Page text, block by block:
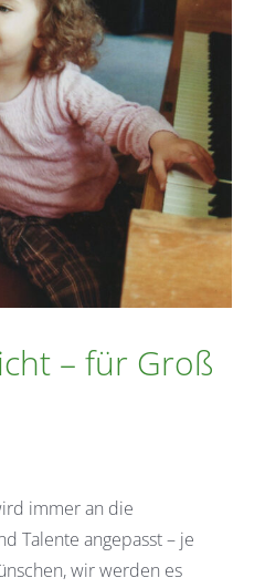
– für Groß
immer an die
Talente angepasst – je
wir werden es